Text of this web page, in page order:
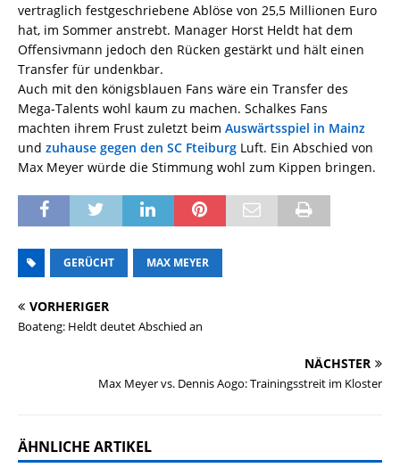
vertraglich festgeschriebene Ablöse von 25,5 Millionen Euro
hat, im Sommer anstrebt. Manager Horst Heldt hat dem
Offensivmann jedoch den Rücken gestärkt und hält einen
Transfer für undenkbar.
Auch mit den königsblauen Fans wäre ein Transfer des
Mega-Talents wohl kaum zu machen. Schalkes Fans
machten ihrem Frust zuletzt beim Auswärtsspiel in Mainz
und zuhause gegen den SC Fteiburg Luft. Ein Abschied von
Max Meyer würde die Stimmung wohl zum Kippen bringen.
GERÜCHT MAX MEYER
VORHERIGER
Boateng: Heldt deutet Abschied an
NÄCHSTER
Max Meyer vs. Dennis Aogo: Trainingsstreit im Kloster
ÄHNLICHE ARTIKEL